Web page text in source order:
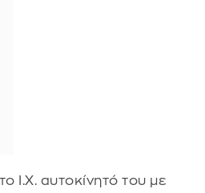
Ι.Χ. αυτοκίνητό του με